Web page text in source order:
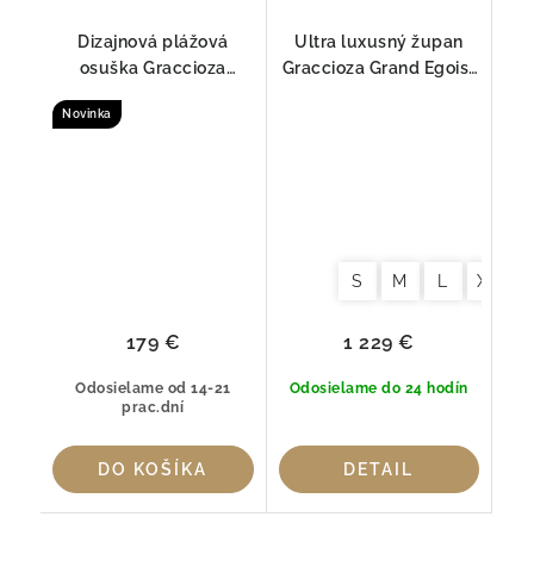
Dizajnová plážová
osuška Graccioza
bavlna (650 g/m²)
Novinka
Odosielame od 14-21
prac.dní
179 €
DO KOŠÍKA
Ultra luxusný župan
Graccioza Grand Egoist
S M XL
Odosielame do 24 hodín
1 229 €
DETAIL